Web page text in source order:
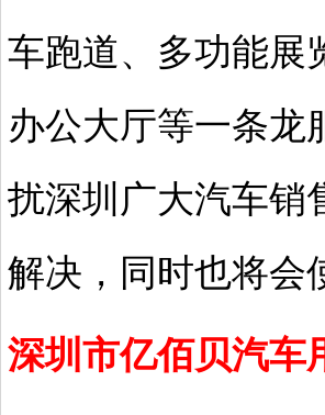
车跑道、多功能展
办公大厅等一条龙
扰深圳广大汽车销
解决，同时也将会
深圳市亿佰贝汽车